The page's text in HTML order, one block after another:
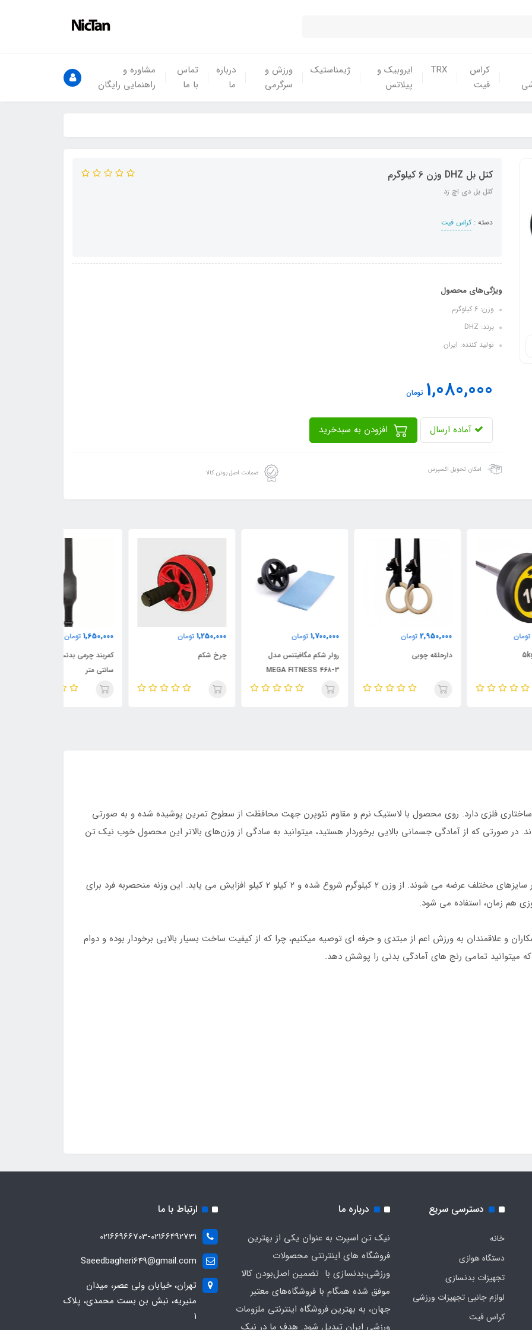
کراس
فیت
TRX
ایروبیک و
پیلاتس
ژیمناستیک
ورزش و
سرگرمی
درباره
ما
تماس
با ما
مشاوره و
راهنمایی رایگان
کتل بل DHZ وزن 6 کیلوگرم
کتل بل دی اچ زد
دسته :کراس فیت
ویژگی‌های محصول
وزن: 6 کیلوگرم
برند: DHZ
تولید کننده: ایران
1,080,000 تومان
آماده ارسال
امکان تحویل اکسپرس ضمانت اصل بودن کالا
تومان
رولر شکم مگافیتنس مدل
تومان
چرخ شکم
تومان
کمربند چرمی بدنسازی قطر 8
فلزی دارد. روی محصول با لاستیک نرم و مقاوم نئوپرن جهت محافظت از سطوح تمرین پوشیده شده و به صورتی
صورتی که از آمادگی جسمانی بالایی برخوردار هستید، میتوانید به سادگی از وزن‌های بالاتر این محصول خوب نیک تن
کتل بل ها در تنوع بالایی از وزن برخوردار است و در سایزهای مختلف عرضه می شوند. از وزن 2 کیلوگرم شروع شده و 2 کیلو 2 کیلو افزایش می یابد. این وزنه منحصربه فرد برای
هم زمان، استفاده می شود.
و علاقمندان به ورزش اعم از مبتدی و حرفه ای توصیه میکنیم، چرا که از کیفیت ساخت بسیار بالایی برخودار بوده و دوام
میتوانید تمامی رنج های آمادگی بدنی را پوشش دهد.
دسترسی سریع
خانه
دستگاه هوازی
تجهیزات بدنسازی
لوازم جانبی تجهیزات ورزشی
کراس فیت
درباره ما
نیک تن اسپرت به عنوان یکی از بهترین
فروشگاه های اینترنتی محصولات
ورزشی،بدنسازی با تضمین اصل‌بودن کالا
موفق شده همگام با فروشگاه‌های معتبر
جهان، به بهترین فروشگاه اینترنتی ملزومات
ورزشی ایران تبدیل شود. هدف ما در نیک
ارتباط با ما
02166966703-02166492731
Saeedbagheri649@gmail.com
تهران، خیابان ولی عصر، میدان
منیریه، نبش بن بست محمدی، پلاک
۱